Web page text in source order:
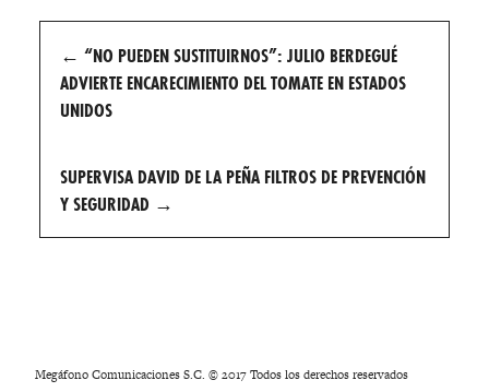
Post
navigation
← “NO PUEDEN SUSTITUIRNOS”: JULIO BERDEGUÉ
ADVIERTE ENCARECIMIENTO DEL TOMATE EN ESTADOS
UNIDOS
SUPERVISA DAVID DE LA PEÑA FILTROS DE PREVENCIÓN
Y SEGURIDAD →
Megáfono Comunicaciones S.C. © 2017 Todos los derechos reservados